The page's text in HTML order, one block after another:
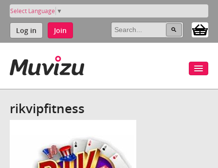
Select Language ▼
Log in Join
rikvipfitness